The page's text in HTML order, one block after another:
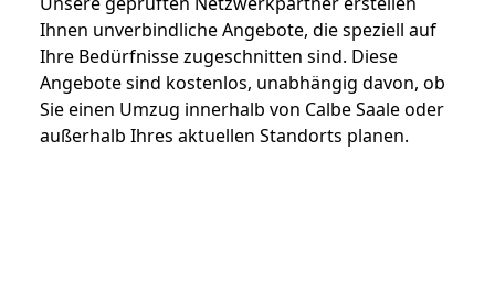
Ihnen unverbindliche Angebote, die speziell auf
Ihre Bedürfnisse zugeschnitten sind. Diese
Angebote sind kostenlos, unabhängig davon, ob
Sie einen Umzug innerhalb von Calbe Saale oder
außerhalb Ihres aktuellen Standorts planen.